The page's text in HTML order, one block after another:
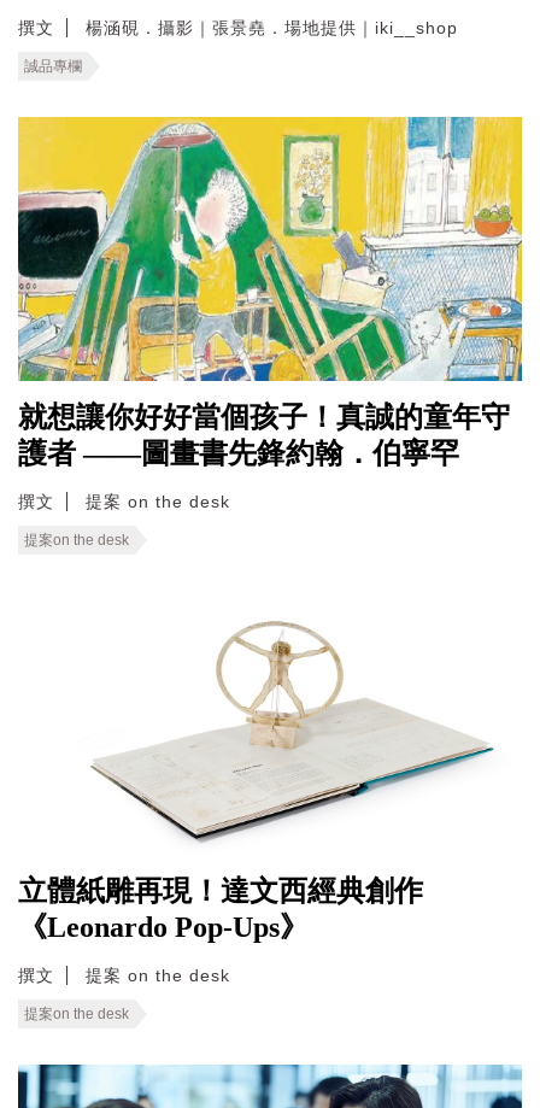
撰文 楊涵硯．攝影｜張景堯．場地提供｜iki__shop
誠品專欄
就想讓你好好當個孩子！真誠的童年守
護者 ——圖畫書先鋒約翰．伯寧罕
撰文 提案 on the desk
提案on the desk
立體紙雕再現！達文西經典創作
《Leonardo Pop-Ups》
撰文 提案 on the desk
提案on the desk